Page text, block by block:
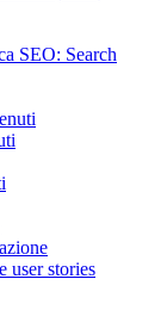
SEO: Search
user stories